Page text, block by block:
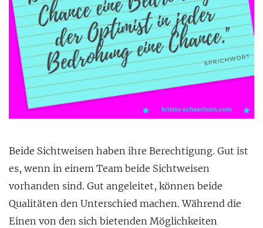
Beide Sichtweisen haben ihre Berechtigung. Gut ist
es, wenn in einem Team beide Sichtweisen
vorhanden sind. Gut angeleitet, können beide
Qualitäten den Unterschied machen. Während die
Einen von den sich bietenden Möglichkeiten